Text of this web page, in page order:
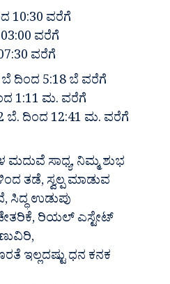
10:30 ವರೆಗೆ
ವರೆಗೆ
ವರೆಗೆ
ಬೆ ದಿಂದ 5:18 ಬೆ ವರೆಗೆ
1:11 ಮ. ವರೆಗೆ
ಬೆ. ದಿಂದ 12:41 ಮ. ವರೆಗೆ
ಮದುವೆ ಸಾಧ್ಯ, ನಿಮ್ಮ ಶುಭ
ತಡೆ, ಸ್ವಲ್ಪ ಮಾಡುವ
ಸಿದ್ಧ ಉಡುಪು
ರಿಯಲ್ ಎಸ್ಟೇಟ್
ಇಲ್ಲದಷ್ಟು ಧನ ಕನಕ